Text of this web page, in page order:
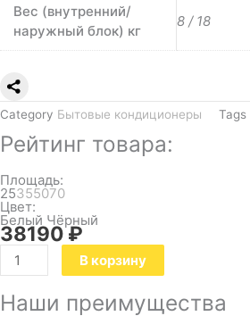
Вес (внутренний/
наружный блок) кг
8 / 18
Category Бытовые кондиционеры Tags
Рейтинг товара:
Площадь:
25355070
Цвет:
Белый Чёрный
38190₽
В корзину
Наши преимущества